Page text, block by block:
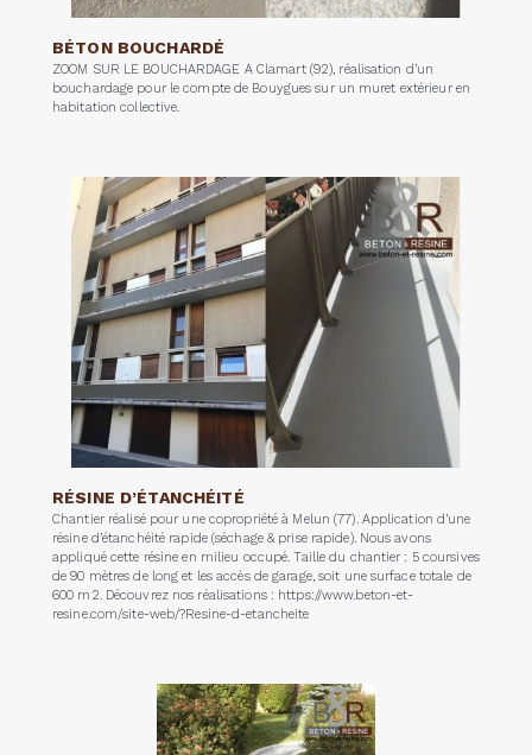
BÉTON BOUCHARDÉ
ZOOM SUR LE BOUCHARDAGE A Clamart (92), réalisation d’un
bouchardage pour le compte de Bouygues sur un muret extérieur en
habitation collective.
RÉSINE D’ÉTANCHÉITÉ
Chantier réalisé pour une copropriété à Melun (77). Application d’une
résine d’étanchéité rapide (séchage & prise rapide). Nous avons
appliqué cette résine en milieu occupé. Taille du chantier : 5 coursives
de 90 mètres de long et les accès de garage, soit une surface totale de
600 m2. Découvrez nos réalisations : https://www.beton-et-
resine.com/site-web/?Resine-d-etancheite